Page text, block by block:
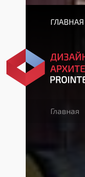
ГЛАВНАЯ
Главная